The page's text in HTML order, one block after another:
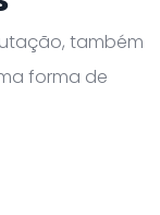
também
forma de